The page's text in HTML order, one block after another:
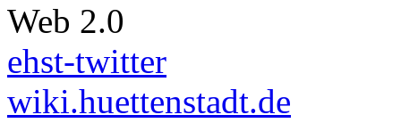
Web 2.0
ehst-twitter
wiki.huettenstadt.de